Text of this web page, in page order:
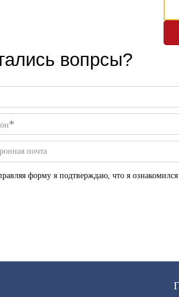
вопрсы?
*
почта
форму я подтверждаю, что я ознакомился